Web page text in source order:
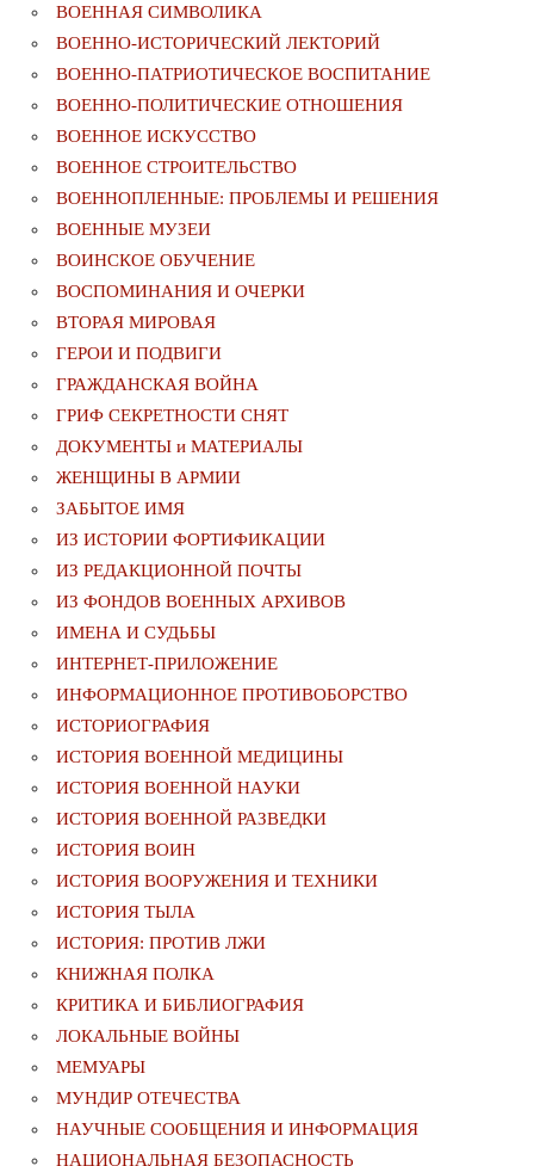
ВОЕННАЯ СИМВОЛИКА
ВОЕННО-ИСТОРИЧЕСКИЙ ЛЕКТОРИЙ
ВОЕННО-ПАТРИОТИЧЕСКОЕ ВОСПИТАНИЕ
ВОЕННО-ПОЛИТИЧЕСКИE ОТНОШЕНИЯ
ВОЕННОЕ ИСКУССТВО
ВОЕННОЕ СТРОИТЕЛЬСТВО
ВОЕННОПЛЕННЫЕ: ПРОБЛЕМЫ И РЕШЕНИЯ
ВОЕННЫЕ МУЗЕИ
ВОИНСКОЕ ОБУЧЕНИЕ
ВОСПОМИНАНИЯ И ОЧЕРКИ
ВТОРАЯ МИРОВАЯ
ГЕРОИ И ПОДВИГИ
ГРАЖДАНСКАЯ ВОЙНА
ГРИФ СЕКРЕТНОСТИ СНЯТ
ДОКУМЕНТЫ и МАТЕРИАЛЫ
ЖЕНЩИНЫ В АРМИИ
ЗАБЫТОЕ ИМЯ
ИЗ ИСТОРИИ ФОРТИФИКАЦИИ
ИЗ РЕДАКЦИОННОЙ ПОЧТЫ
ИЗ ФОНДОВ ВОЕННЫХ АРХИВОВ
ИМЕНА И СУДЬБЫ
ИНТЕРНЕТ-ПРИЛОЖЕНИЕ
ИНФОРМАЦИОННОЕ ПРОТИВОБОРСТВО
ИСТОРИОГРАФИЯ
ИСТОРИЯ ВОЕННОЙ МЕДИЦИНЫ
ИСТОРИЯ ВОЕННОЙ НАУКИ
ИСТОРИЯ ВОЕННОЙ РАЗВЕДКИ
ИСТОРИЯ ВОИН
ИСТОРИЯ ВООРУЖЕНИЯ И ТЕХНИКИ
ИСТОРИЯ ТЫЛА
ИСТОРИЯ: ПРОТИВ ЛЖИ
КНИЖНАЯ ПОЛКА
КРИТИКА И БИБЛИОГРАФИЯ
ЛОКАЛЬНЫЕ ВОЙНЫ
МЕМУАРЫ
МУНДИР ОТЕЧЕСТВА
НАУЧНЫЕ СООБЩЕНИЯ И ИНФОРМАЦИЯ
НАЦИОНАЛЬНАЯ БЕЗОПАСНОСТЬ